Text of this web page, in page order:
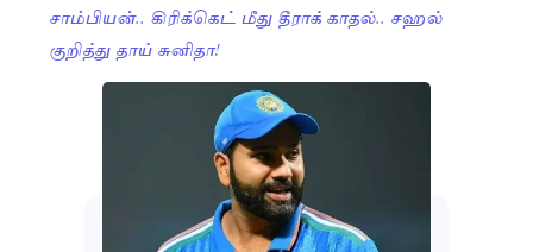
சாம்பியன்.. கிரிக்கெட் மீது தீராக் காதல்.. சஹல்
குறித்து தாய் சுனிதா!